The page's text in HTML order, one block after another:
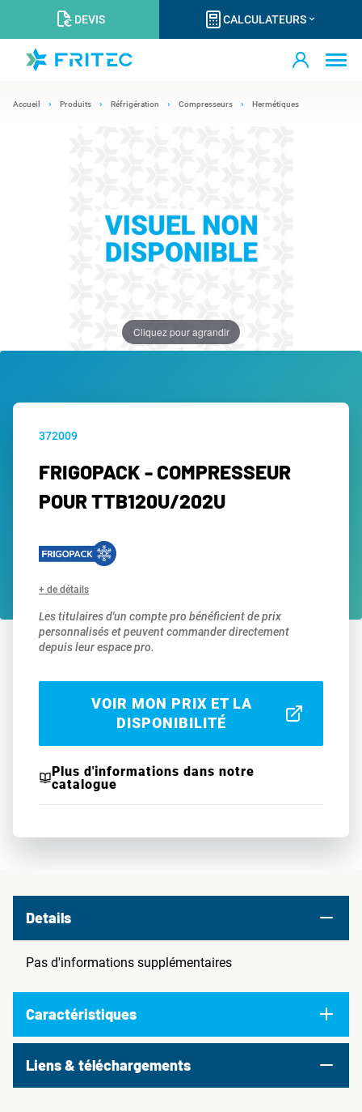
DEVIS CALCULATEURS
Accueil Produits Réfrigération Compresseurs Hermétiques
Cliquez pour agrandir
372009
FRIGOPACK - COMPRESSEUR
POUR TTB120U/202U
+ de détails
Les titulaires d'un compte pro bénéficient de prix
personnalisés et peuvent commander directement
depuis leur espace pro.
VOIR MON PRIX ET LA
DISPONIBILITÉ
Plus d'informations dans notre
catalogue
Details
Pas d'informations supplémentaires
Caractéristiques
Liens & téléchargements